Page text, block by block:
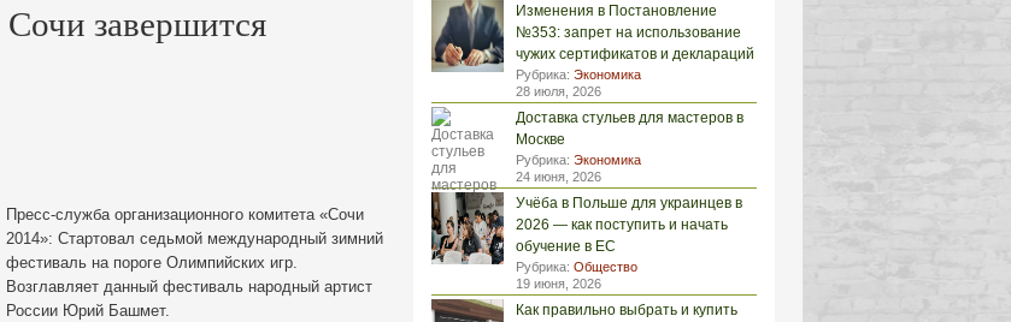
завершится
Пресс-служба организационного комитета «Сочи
2014»: Стартовал седьмой международный зимний
фестиваль на пороге Олимпийских игр.
Возглавляет данный фестиваль народный артист
России Юрий Башмет.
Изменения в Постановление
№353: запрет на использование
чужих сертификатов и деклараций
Рубрика: Экономика
28 июля, 2026
Доставка стульев для мастеров в
Москве
Рубрика: Экономика
24 июня, 2026
Учёба в Польше для украинцев в
2026 — как поступить и начать
обучение в ЕС
Рубрика: Общество
19 июня, 2026
Как правильно выбрать и купить